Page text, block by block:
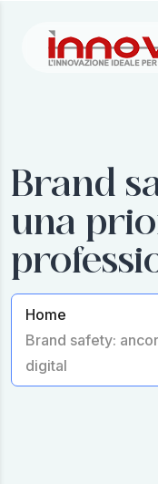
Brand
una
Home
Brand safety:
digital